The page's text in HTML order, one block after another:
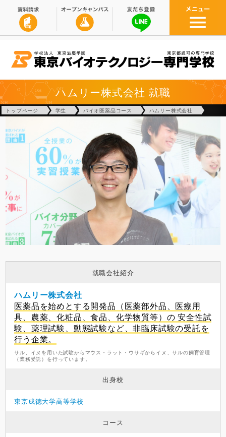
ハムリー株式会社 就職
トップページ 学生 バイオ医薬品コース ハムリー株式会社
就職会社紹介
ハムリー株式会社
医薬品を始めとする開発品（医薬部外品、医療用
具、農薬、化粧品、食品、化学物質等）の 安全性試
験、薬理試験、動態試験など、非臨床試験の受託を
行う企業。
サル、イヌを用いた試験からマウス・ラット・ウサギからイヌ、サルの飼育管理
（業務受託）を行っています。
出身校
東京成徳大学高等学校
コース